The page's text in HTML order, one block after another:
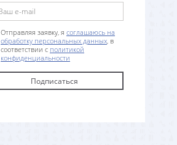
Отправляя заявку, я соглашаюсь на
обработку персональных данных, в
соответствии с политикой
конфиденциальности